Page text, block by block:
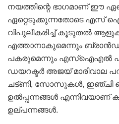
നയത്തിന്റെ ഭാഗമാണ് ഈ
ഏറ്റെടുക്കുന്നതോടെ എസ് ഐ
വിപുലീകരിച്ച് കൂടുതൽ
എത്താനാകുമെന്നും
പകരുമെന്നും എസ്ഐഎൽ
ഡയറക്ടർ അജയ് മാരിവാല
ചട്ണി, സോസുകൾ, ഇഞ്ചി
ഉൽപ്പന്നങ്ങൾ എന്നിവയാണ്
ഉല്പന്നങ്ങൾ.